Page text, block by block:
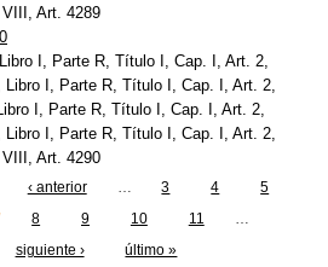
Art. 4289
I, Parte R, Título I, Cap. I, Art. 2,
Libro I, Parte R, Título I, Cap. I, Art. 2,
I, Parte R, Título I, Cap. I, Art. 2,
I, Parte R, Título I, Cap. I, Art. 2,
Art. 4290
‹ anterior … 3 4
5
8 9 10 11
…
siguiente ›
último »